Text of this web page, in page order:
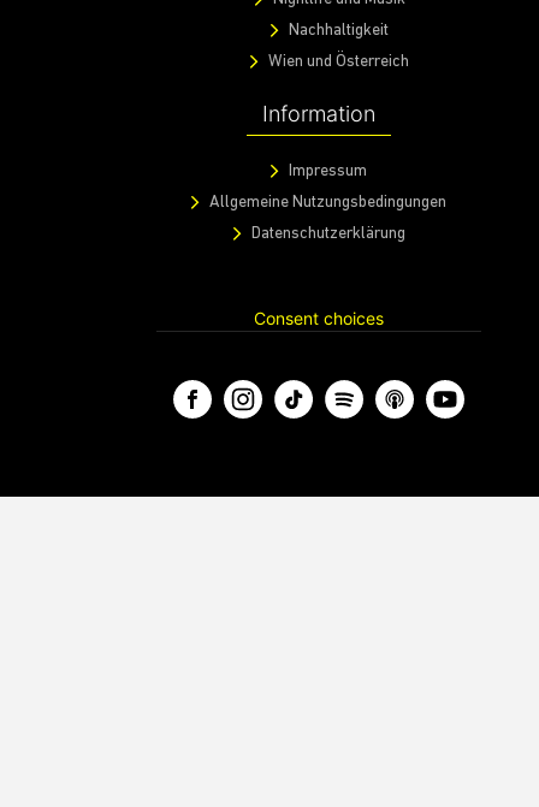
Nachhaltigkeit
Wien und Österreich
Information
Impressum
Allgemeine Nutzungsbedingungen
Datenschutzerklärung
Consent choices